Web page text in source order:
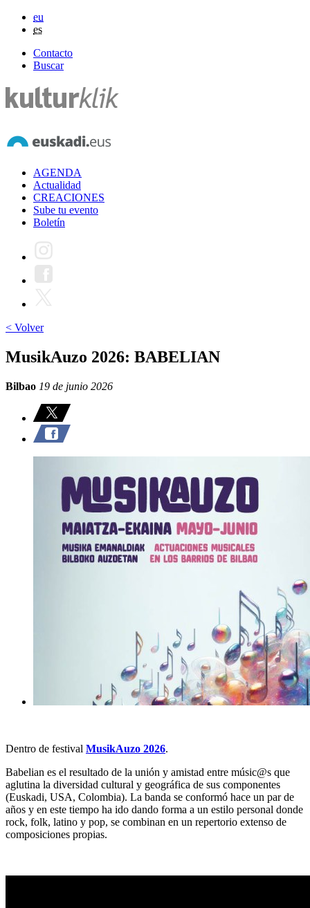
eu
es
Contacto
Buscar
AGENDA
Actualidad
CREACIONES
Sube tu evento
Boletín
< Volver
MusikAuzo 2026: BABELIAN
Bilbao 19 de junio 2026
Dentro de festival MusikAuzo 2026.
Babelian es el resultado de la unión y amistad entre músic@s que
aglutina la diversidad cultural y geográfica de sus componentes
(Euskadi, USA, Colombia). La banda se conformó hace un par de
años y en este tiempo ha ido dando forma a un estilo personal donde
rock, folk, latino y pop, se combinan en un repertorio extenso de
composiciones propias.